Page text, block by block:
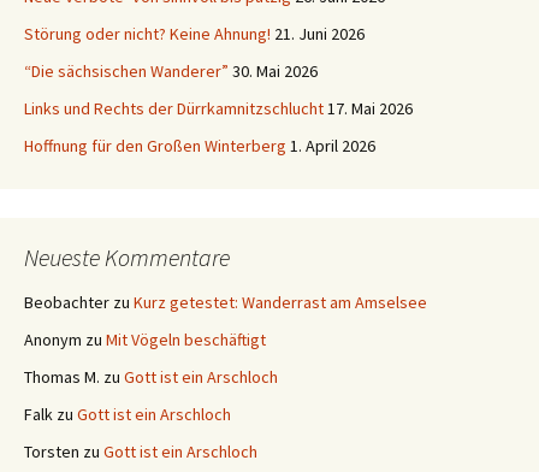
Störung oder nicht? Keine Ahnung! 21. Juni 2026
“Die sächsischen Wanderer” 30. Mai 2026
Links und Rechts der Dürrkamnitzschlucht17. Mai 2026
Hoffnung für den Großen Winterberg 1. April 2026
Neueste Kommentare
Beobachter zu Kurz getestet: Wanderrast am Amselsee
Anonym zu Mit Vögeln beschäftigt
Thomas M. zu Gott ist ein Arschloch
Falk zu Gott ist ein Arschloch
Torsten zu Gott ist ein Arschloch